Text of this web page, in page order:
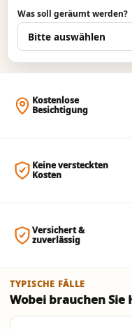
Was soll geräumt werden?
Kostenlose
Besichtigung
Keine versteckten
Kosten
Versichert &
zuverlässig
TYPISCHE FÄLLE
Wobei brauchen Sie